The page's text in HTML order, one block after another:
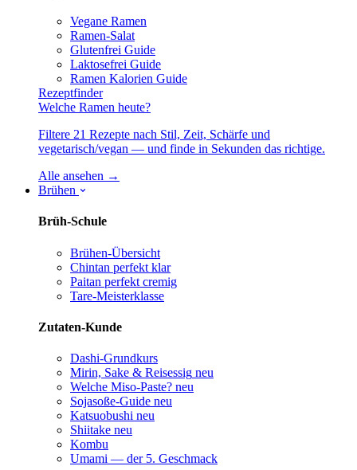
Vegane Ramen
Ramen-Salat
Glutenfrei Guide
Laktosefrei Guide
Ramen Kalorien Guide
Rezeptfinder
Welche Ramen heute?
Filtere 21 Rezepte nach Stil, Zeit, Schärfe und
vegetarisch/vegan — und finde in Sekunden das richtige.
Alle ansehen →
Brühen
Brüh-Schule
Brühen-Übersicht
Chintan perfekt klar
Paitan perfekt cremig
Tare-Meisterklasse
Zutaten-Kunde
Dashi-Grundkurs
Mirin, Sake & Reisessig neu
Welche Miso-Paste? neu
Sojasoße-Guide neu
Katsuobushi neu
Shiitake neu
Kombu
Umami — der 5. Geschmack